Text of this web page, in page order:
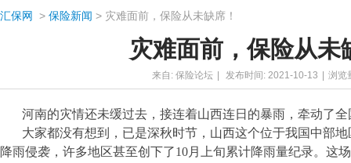
汇保网 > 保险新闻 > 灾难面前，保险从未缺席！
灾难面前，保险从未
来自: 保险论坛 发布时间: 2021-10-13 浏览
河南的灾情还未缓过去，接连着山西连日的暴雨，牵动了
大家都没有想到，已是深秋时节，山西这个位于我国中部
降雨侵袭，许多地区甚至创下了10月上旬累计降雨量纪录。这